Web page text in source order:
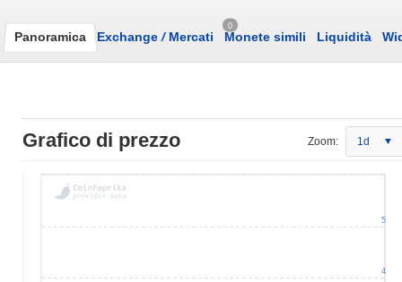
Panoramica Exchange /Mercati
0
Monete simili Liquidità
Grafico di prezzo Zoom: 1d
4
5